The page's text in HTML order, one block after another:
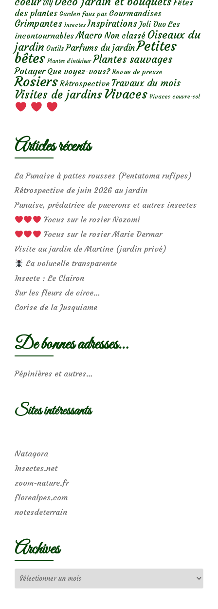
DIY
Fêtes
des plantes Garden faux pas Gourmandises
Grimpantes Insectes Inspirations Joli Duo Les
incontournables Macro Non classé Oiseaux du
jardin Outils Parfums du jardinPetites
bêtes Plantes d’intérieur Plantes sauvages
Potager Que voyez-vous? Revue de presse
Rosiers Rétrospective Travaux du mois
Visites de jardins Vivaces Vivaces couvre-sol
Articles récents
La Punaise à pattes rousses (Pentatoma rufipes)
Rétrospective de juin 2026 au jardin
Punaise, prédatrice de pucerons et autres insectes
Focus sur le rosier Nozomi
Focus sur le rosier Marie Dermar
Visite au jardin de Martine (jardin privé)
La volucelle transparente
Insecte : Le Clairon
Sur les fleurs de circe…
Corise de la Jusquiame
De bonnes adresses…
Pépinières et autres…
Sites intéressants
Natagora
Insectes.net
zoom-nature.fr
florealpes.com
notesdeterrain
Archives